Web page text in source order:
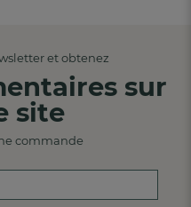
et obtenez
sur
site
commande